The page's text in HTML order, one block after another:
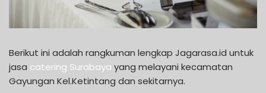
Berikut ini adalah rangkuman lengkap Jagarasa.id untuk
jasa catering Surabaya yang melayani kecamatan
Gayungan Kel.Ketintang dan sekitarnya.